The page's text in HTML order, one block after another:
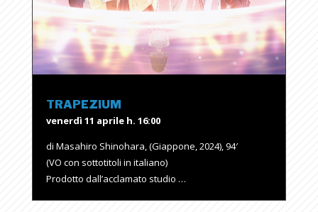
TRAPEZIUM
venerdì 11 aprile h. 16:00
di Masahiro Shinohara, (Giappone, 2024), 94′
(VO con sottotitoli in italiano)
Prodotto dall’acclamato studio …